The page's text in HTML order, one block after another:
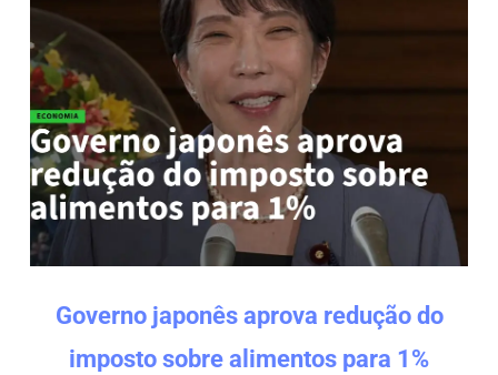
Governo japonês aprova redução do
imposto sobre alimentos para 1%